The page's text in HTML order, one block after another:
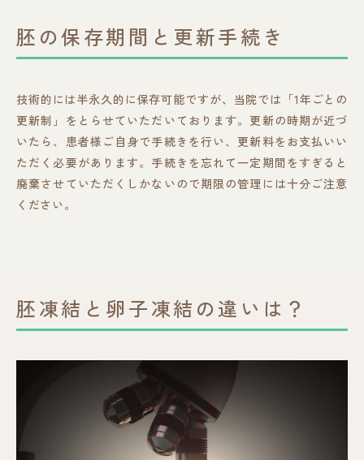
胚の保存期間と更新手続き
技術的には半永久的に保存可能ですが、当院では「1年ごとの
更新制」をとらせていただいております。更新の時期が近づ
いたら、患者様ご自身で手続きを行い、更新料をお支払いい
ただく必要があります。手続きを忘れて一定期間をすぎると
廃棄させていただくしかないので期限の管理には十分ご注意
ください。
胚凍結と卵子凍結の違いは？